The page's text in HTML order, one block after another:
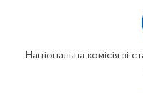
Національна комісія зі